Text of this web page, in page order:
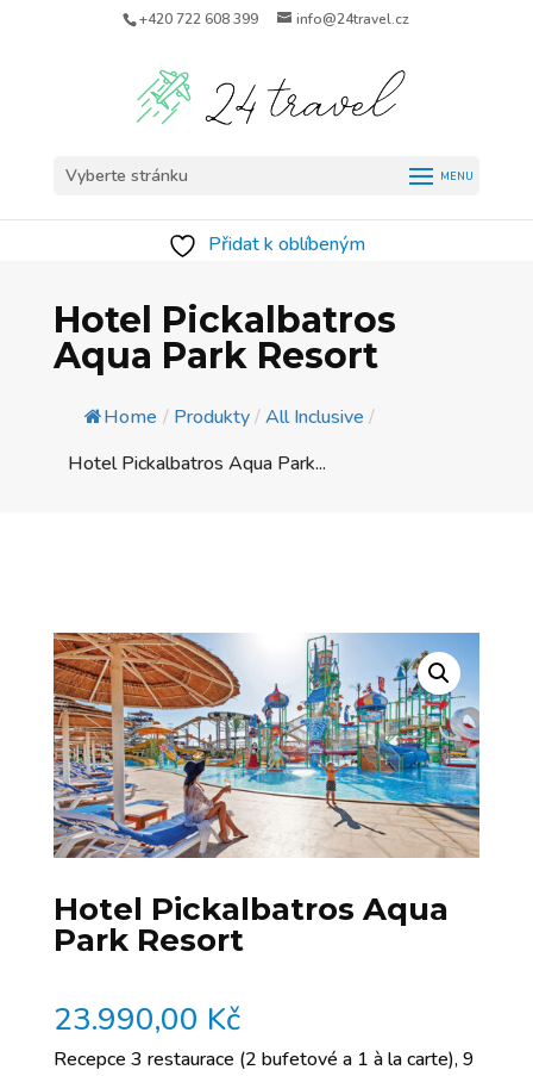
+420 722 608 399 info@24travel.cz
Vyberte stránku
Přidat k oblíbeným
Hotel Pickalbatros
Aqua Park Resort
Home / Produkty/All Inclusive /
Hotel Pickalbatros Aqua Park...
Hotel Pickalbatros Aqua
Park Resort
23.990,00 Kč
Recepce 3 restaurace (2 bufetové a 1 à la carte), 9